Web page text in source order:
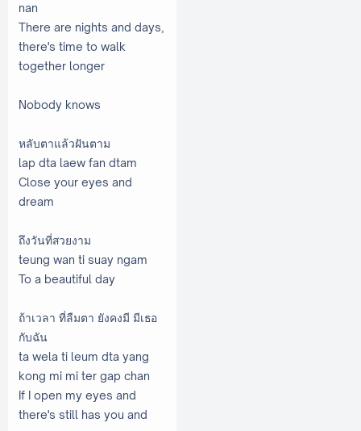
nan
There are nights and days,
there's time to walk
together longer
Nobody knows
หลับตาแล้วฝันตาม
lap dta laew fan dtam
Close your eyes and
dream
ถึงวันที่สวยงาม
teung wan ti suay ngam
To a beautiful day
ถ้าเวลา ที่ลืมตา ยังคงมี มีเธอ
กับฉัน
ta wela ti leum dta yang
kong mi mi ter gap chan
If I open my eyes and
there's still has you and